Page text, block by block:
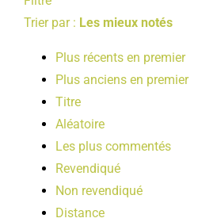
Trier par : Les mieux notés
Plus récents en premier
Plus anciens en premier
Titre
Aléatoire
Les plus commentés
Revendiqué
Non revendiqué
Distance